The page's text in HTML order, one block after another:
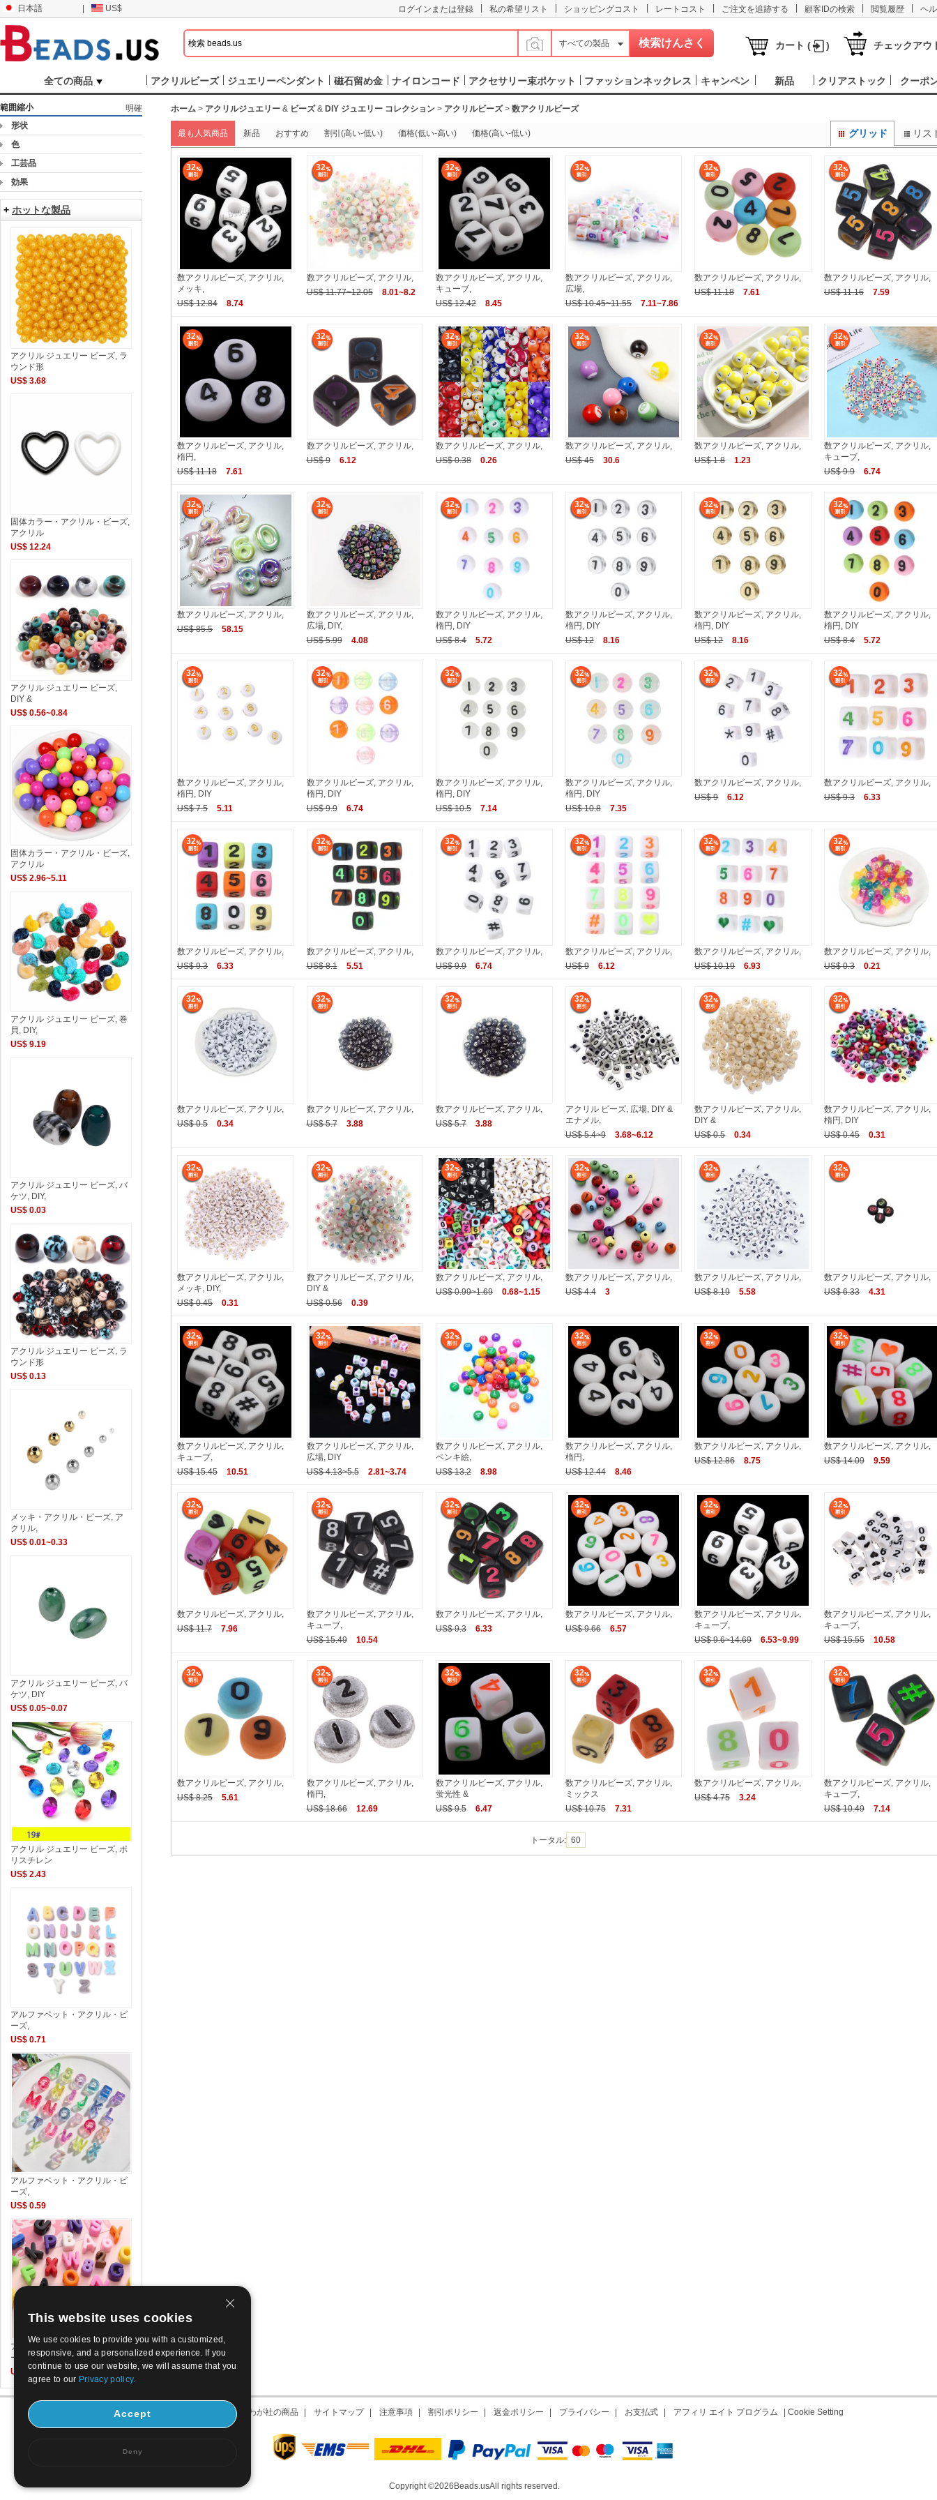
日本語 US$ ログインまたは登録 私の希望リスト ショッピングコスト レートコスト ご注文を追跡する 顧客IDの検索 閲覧履歴 ヘ
すべての製品 カート ( ) チェックアウ
全ての商品 アクリルビーズ ジュエリーペンダント 磁石留め金 ナイロンコード アクセサリー束ポケット ファッションネックレス キャンペン 新品 クリアストック クーポ
ホーム> アクリルジュエリー& ビーズ& DIY ジュエリー コレクション> アクリルビーズ> 数アクリルビーズ
最も人気商品 新品 おすすめ 割引(高い-低い) 価格(低い-高い) 価格(高い-低い) リス
グリッド
32
数アクリルビーズ, アクリル,
メッキ,
US$ 12.84
8.74
32
数アクリルビーズ, アクリル,
US$ 11.77~12.05
8.01~8.2
32
数アクリルビーズ, アクリル,
キューブ,
US$ 12.42
8.45
32
数アクリルビーズ, アクリル,
広場,
US$ 10.45~11.55
7.11~7.86
32
数アクリルビーズ, アクリル,
US$ 11.18
7.61
32
数アクリルビーズ, アクリル,
US$ 11.16
7.59
32
数アクリルビーズ, アクリル,
楕円,
US$ 11.18
7.61
32
数アクリルビーズ, アクリル,
US$ 9
6.12
32
数アクリルビーズ, アクリル,
US$ 0.38
0.26
32
数アクリルビーズ, アクリル,
US$ 45
30.6
32
数アクリルビーズ, アクリル,
US$ 1.8
1.23
32
数アクリルビーズ, アクリル,
キューブ,
US$ 9.9
6.74
32
数アクリルビーズ, アクリル,
US$ 85.5
58.15
32
数アクリルビーズ, アクリル,
広場, DIY,
US$ 5.99
4.08
32
数アクリルビーズ, アクリル,
楕円, DIY
US$ 8.4
5.72
32
数アクリルビーズ, アクリル,
楕円, DIY
US$ 12
8.16
32
数アクリルビーズ, アクリル,
楕円, DIY
US$ 12
8.16
32
数アクリルビーズ, アクリル,
楕円, DIY
US$ 8.4
5.72
32
数アクリルビーズ, アクリル,
楕円, DIY
US$ 7.5
5.11
32
数アクリルビーズ, アクリル,
楕円, DIY
US$ 9.9
6.74
32
数アクリルビーズ, アクリル,
楕円, DIY
US$ 10.5
7.14
32
数アクリルビーズ, アクリル,
楕円, DIY
US$ 10.8
7.35
32
数アクリルビーズ, アクリル,
US$ 9
6.12
32
数アクリルビーズ, アクリル,
US$ 9.3
6.33
32
数アクリルビーズ, アクリル,
US$ 9.3
6.33
32
数アクリルビーズ, アクリル,
US$ 8.1
5.51
32
数アクリルビーズ, アクリル,
US$ 9.9
6.74
32
数アクリルビーズ, アクリル,
US$ 9
6.12
32
数アクリルビーズ, アクリル,
US$ 10.19
6.93
32
数アクリルビーズ, アクリル,
US$ 0.3
0.21
32
数アクリルビーズ, アクリル,
US$ 0.5
0.34
32
数アクリルビーズ, アクリル,
US$ 5.7
3.88
32
数アクリルビーズ, アクリル,
US$ 5.7
3.88
32
アクリル ビーズ, 広場, DIY &
エナメル,
US$ 5.4~9
3.68~6.12
32
数アクリルビーズ, アクリル,
DIY &
US$ 0.5
0.34
32
数アクリルビーズ, アクリル,
楕円, DIY
US$ 0.45
0.31
32
数アクリルビーズ, アクリル,
メッキ, DIY,
US$ 0.45
0.31
32
数アクリルビーズ, アクリル,
DIY &
US$ 0.56
0.39
32
数アクリルビーズ, アクリル,
US$ 0.99~1.69
0.68~1.15
32
数アクリルビーズ, アクリル,
US$ 4.4
3
32
数アクリルビーズ, アクリル,
US$ 8.19
5.58
32
数アクリルビーズ, アクリル,
US$ 6.33
4.31
32
数アクリルビーズ, アクリル,
キューブ,
US$ 15.45
10.51
32
数アクリルビーズ, アクリル,
広場, DIY
US$ 4.13~5.5
2.81~3.74
32
数アクリルビーズ, アクリル,
ペンキ絵,
US$ 13.2
8.98
32
数アクリルビーズ, アクリル,
楕円,
US$ 12.44
8.46
32
数アクリルビーズ, アクリル,
US$ 12.86
8.75
32
数アクリルビーズ, アクリル,
US$ 14.09
9.59
32
数アクリルビーズ, アクリル,
US$ 11.7
7.96
32
数アクリルビーズ, アクリル,
キューブ,
US$ 15.49
10.54
32
数アクリルビーズ, アクリル,
US$ 9.3
6.33
32
数アクリルビーズ, アクリル,
US$ 9.66
6.57
32
数アクリルビーズ, アクリル,
キューブ,
US$ 9.6~14.69
6.53~9.99
32
数アクリルビーズ, アクリル,
キューブ,
US$ 15.55
10.58
32
数アクリルビーズ, アクリル,
US$ 8.25
5.61
32
数アクリルビーズ, アクリル,
楕円,
US$ 18.66
12.69
32
数アクリルビーズ, アクリル,
蛍光性 &
US$ 9.5
6.47
32
数アクリルビーズ, アクリル,
ミックス
US$ 10.75
7.31
32
数アクリルビーズ, アクリル,
US$ 4.75
3.24
32
数アクリルビーズ, アクリル,
キューブ,
US$ 10.49
7.14
トータル: 60
範囲縮小
明確
形状
色
工芸品
効果
+ ホットな製品
アクリル ジュエリー ビーズ, ラ
ウンド形
US$ 3.68
固体カラー・アクリル・ビーズ,
アクリル
US$ 12.24
アクリル ジュエリー ビーズ,
DIY &
US$ 0.56~0.84
固体カラー・アクリル・ビーズ,
アクリル
US$ 2.96~5.11
アクリル ジュエリー ビーズ, 巻
貝, DIY,
US$ 9.19
アクリル ジュエリー ビーズ, バ
ケツ, DIY,
US$ 0.03
アクリル ジュエリー ビーズ, ラ
ウンド形
US$ 0.13
メッキ・アクリル・ビーズ, ア
クリル,
US$ 0.01~0.33
アクリル ジュエリー ビーズ, バ
ケツ, DIY
US$ 0.05~0.07
アクリル ジュエリー ビーズ, ポ
リスチレン
US$ 2.43
アルファベット・アクリル・ビ
ーズ,
US$ 0.71
アルファベット・アクリル・ビ
ーズ,
US$ 0.59
アルファベット・アクリル・ビ
ーズ,
US$ 4.9
わが社について | わが社の商品 サイトマップ 注意事項 割引ポリシー 返金ポリシー プライバシー お支払式 アフィリ エイト プログラム Cookie Setting
Copyright ©2026Beads.usAll rights reserved.
This website uses cookies
We use cookies to provide you with a customized,
responsive, and a personalized experience. If you
continue to use our website, we will assume that you
agree to our Privacy policy.
Accept
Deny